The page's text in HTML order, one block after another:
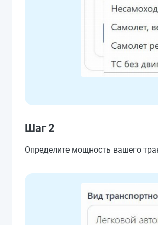
Шаг 2
Определите мощность вашего